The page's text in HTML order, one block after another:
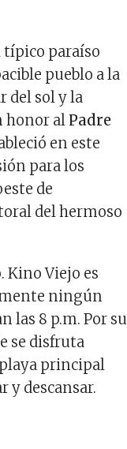
típico paraíso
pueblo a la
del sol y la
honor al Padre
en este
para los
de
del hermoso
Kino Viejo es
ningún
las 8 p.m. Por su
se disfruta
principal
y descansar.